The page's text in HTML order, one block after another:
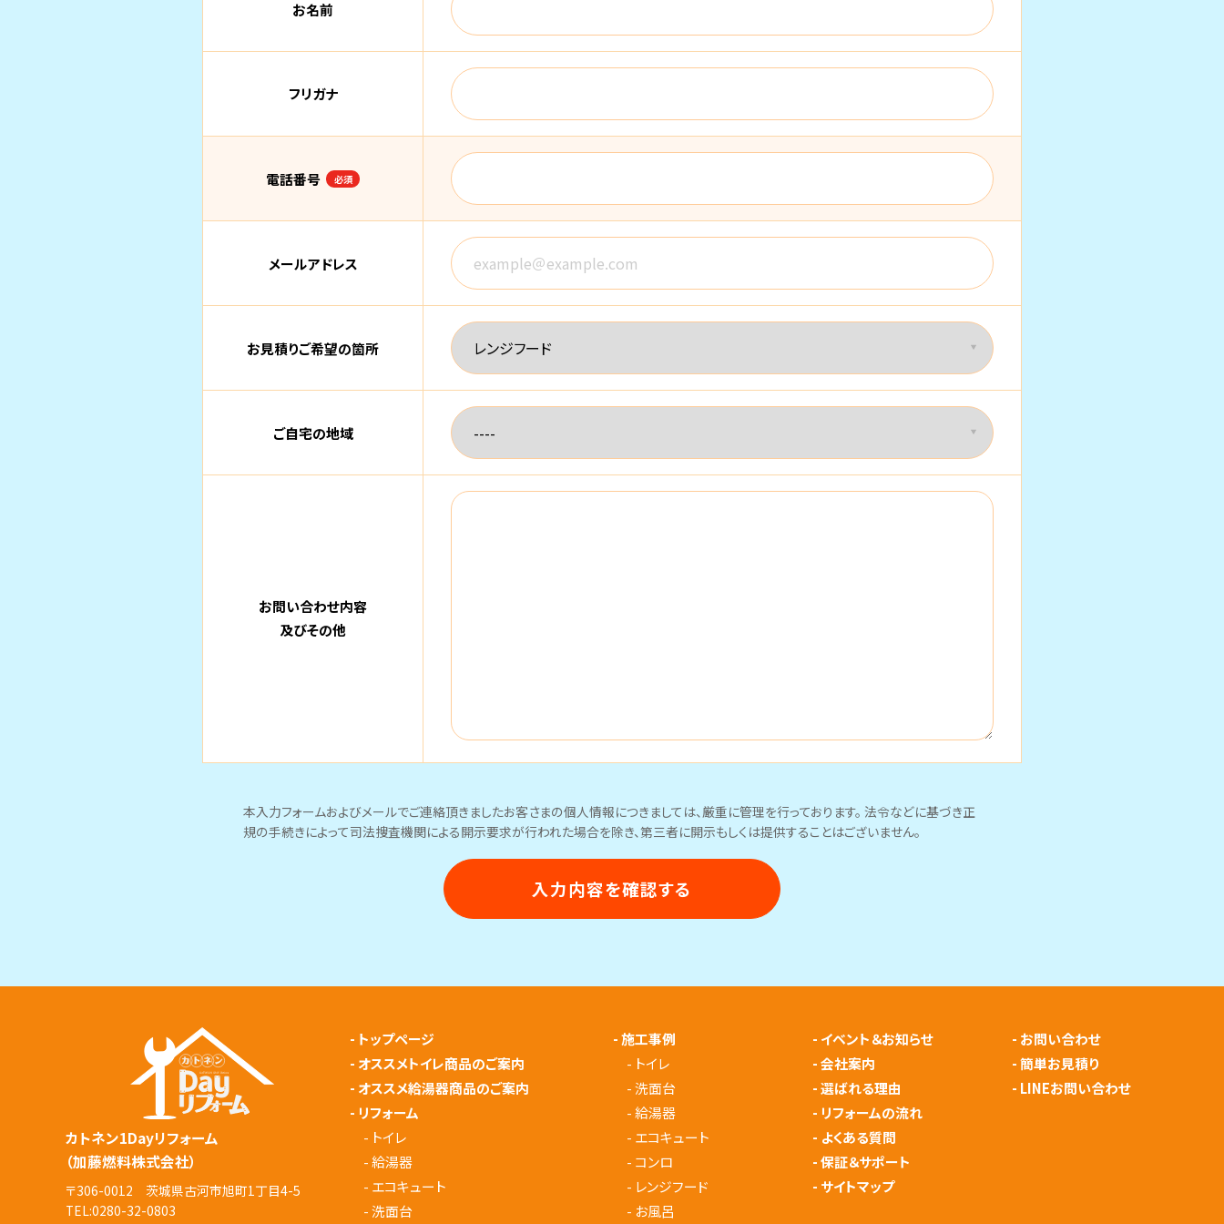
お名前
フリガナ
電話番号 必須
メールアドレス
お見積りご希望の箇所
ご自宅の地域
お問い合わせ内容
及びその他
本入力フォームおよびメールでご連絡頂きましたお客さまの個人情報につきましては、厳重に管理を行っております。 法令などに基づき正
規の手続きによって司法捜査機関による開示要求が行われた場合を除き、第三者に開示もしくは提供することはございません。
カトネン1Dayリフォーム
（加藤燃料株式会社）
〒306-0012 茨城県古河市旭町1丁目4-5
TEL:0280-32-0803
- トップページ
- オススメトイレ商品のご案内
- オススメ給湯器商品のご案内
- リフォーム
- トイレ
-給湯器
- エコキュート
-洗面台
-施工事例
- トイレ
-洗面台
-給湯器
- エコキュート
- コンロ
- レンジフード
- お風呂
- イベント＆お知らせ
-会社案内
-選ばれる理由
- リフォームの流れ
- よくある質問
-保証＆サポート
- サイトマップ
- お問い合わせ
-簡単お見積り
- LINEお問い合わせ